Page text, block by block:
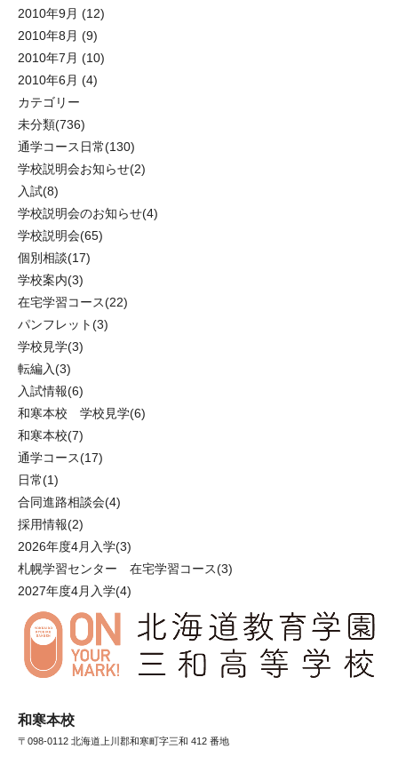
2010年9月 (12)
2010年8月 (9)
2010年7月 (10)
2010年6月 (4)
カテゴリー
未分類(736)
通学コース日常(130)
学校説明会お知らせ(2)
入試(8)
学校説明会のお知らせ(4)
学校説明会(65)
個別相談(17)
学校案内(3)
在宅学習コース(22)
パンフレット(3)
学校見学(3)
転編入(3)
入試情報(6)
和寒本校 学校見学(6)
和寒本校(7)
通学コース(17)
日常(1)
合同進路相談会(4)
採用情報(2)
2026年度4月入学(3)
札幌学習センター 在宅学習コース(3)
2027年度4月入学(4)
和寒本校
〒098-0112 北海道上川郡和寒町字三和 412 番地